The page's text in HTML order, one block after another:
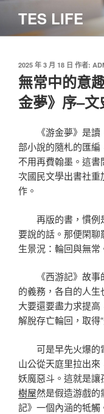
主
TES LIFE
發
佈
於
2025 年 3 月 18 日 作者:
無常中的意
金夢》序–
《游金夢》是
部小說的隨札的匯編
不用再費翰墨。這
次國民文學出書社
作。
再版的書，慣例
要說的話。那便閑聊
生景況：輪回與無常
《西游記》故
的義務，各自的人生
大要還要盡力求提
解脫存亡輪回，取得“
可是早先火爆的
山公從天庭里拉出
妖魔惡斗。這就是讓
樹屋然是假造游戲的
記》一個內涵的牴觸